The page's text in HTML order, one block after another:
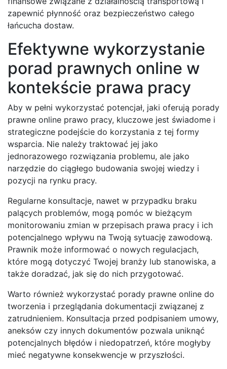
zapewnić płynność oraz bezpieczeństwo całego
łańcucha dostaw.
Efektywne wykorzystanie
porad prawnych online w
kontekście prawa pracy
Aby w pełni wykorzystać potencjał, jaki oferują porady
prawne online prawo pracy, kluczowe jest świadome i
strategiczne podejście do korzystania z tej formy
wsparcia. Nie należy traktować jej jako
jednorazowego rozwiązania problemu, ale jako
narzędzie do ciągłego budowania swojej wiedzy i
pozycji na rynku pracy.
Regularne konsultacje, nawet w przypadku braku
palących problemów, mogą pomóc w bieżącym
monitorowaniu zmian w przepisach prawa pracy i ich
potencjalnego wpływu na Twoją sytuację zawodową.
Prawnik może informować o nowych regulacjach,
które mogą dotyczyć Twojej branży lub stanowiska, a
także doradzać, jak się do nich przygotować.
Warto również wykorzystać porady prawne online do
tworzenia i przeglądania dokumentacji związanej z
zatrudnieniem. Konsultacja przed podpisaniem umowy,
aneksów czy innych dokumentów pozwala uniknąć
potencjalnych błędów i niedopatrzeń, które mogłyby
mieć negatywne konsekwencje w przyszłości.